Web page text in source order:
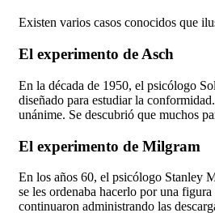
Existen varios casos conocidos que
El experimento de Asch
En la década de 1950, el psicólogo
diseñado para estudiar la
unánime. Se descubrió que muchos
El experimento de Milgram
En los años 60, el psicólogo Stanley
se les ordenaba hacerlo por una
continuaron administrando las